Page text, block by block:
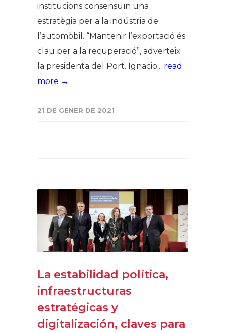
institucions consensuïn una
estratègia per a la indústria de
l’automòbil. “Mantenir l’exportació és
clau per a la recuperació”, adverteix
la presidenta del Port. Ignacio... read
more →
21 DE GENER DE 2021
La estabilidad política,
infraestructuras
estratégicas y
digitalización, claves para